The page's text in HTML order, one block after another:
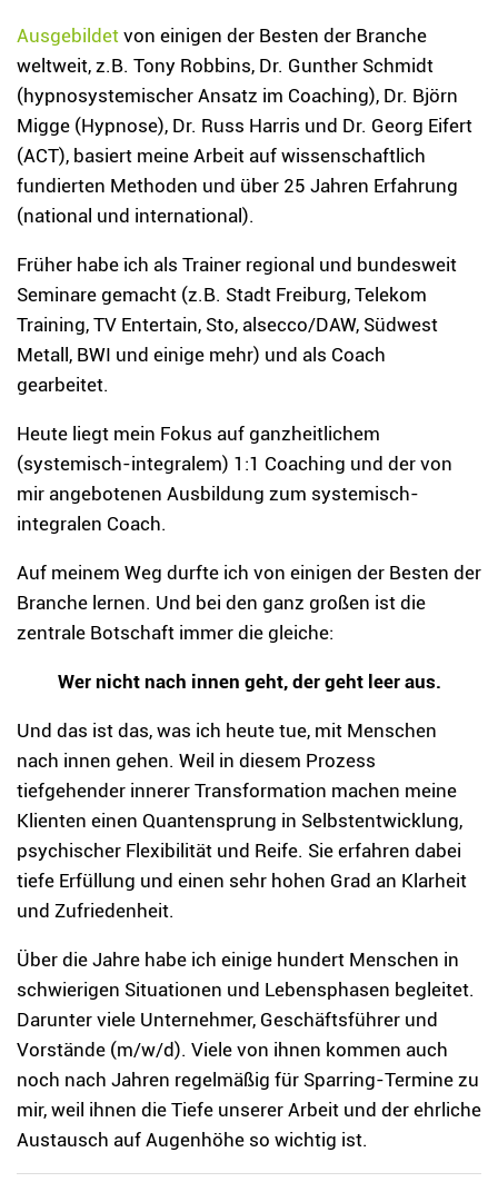
Ausgebildetvon einigen der Besten der Branche
weltweit, z.B. Tony Robbins, Dr. Gunther Schmidt
(hypnosystemischer Ansatz im Coaching), Dr. Björn
Migge (Hypnose), Dr. Russ Harris und Dr. Georg Eifert
(ACT), basiert meine Arbeit auf wissenschaftlich
fundierten Methoden und über 25 Jahren Erfahrung
(national und international).
Früher habe ich als Trainer regional und bundesweit
Seminare gemacht (z.B. Stadt Freiburg, Telekom
Training, TV Entertain, Sto, alsecco/DAW, Südwest
Metall, BWI und einige mehr) und als Coach
gearbeitet.
Heute liegt mein Fokus auf ganzheitlichem
(systemisch-integralem) 1:1 Coaching und der von
mir angebotenen Ausbildung zum systemisch-
integralen Coach.
Auf meinem Weg durfte ich von einigen der Besten der
Branche lernen. Und bei den ganz großen ist die
zentrale Botschaft immer die gleiche:
Wer nicht nach innen geht, der geht leer aus.
Und das ist das, was ich heute tue, mit Menschen
nach innen gehen. Weil in diesem Prozess
tiefgehender innerer Transformation machen meine
Klienten einen Quantensprung in Selbstentwicklung,
psychischer Flexibilität und Reife. Sie erfahren dabei
tiefe Erfüllung und einen sehr hohen Grad an Klarheit
und Zufriedenheit.
Über die Jahre habe ich einige hundert Menschen in
schwierigen Situationen und Lebensphasen begleitet.
Darunter viele Unternehmer, Geschäftsführer und
Vorstände (m/w/d). Viele von ihnen kommen auch
noch nach Jahren regelmäßig für Sparring-Termine zu
mir, weil ihnen die Tiefe unserer Arbeit und der ehrliche
Austausch auf Augenhöhe so wichtig ist.